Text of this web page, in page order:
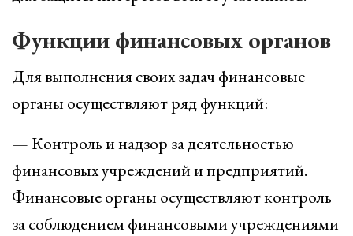
Функции финансовых органов
Для выполнения своих задач финансовые
органы осуществляют ряд функций:
— Контроль и надзор за деятельностью
финансовых учреждений и предприятий.
Финансовые органы осуществляют контроль
за соблюдением финансовыми учреждениями